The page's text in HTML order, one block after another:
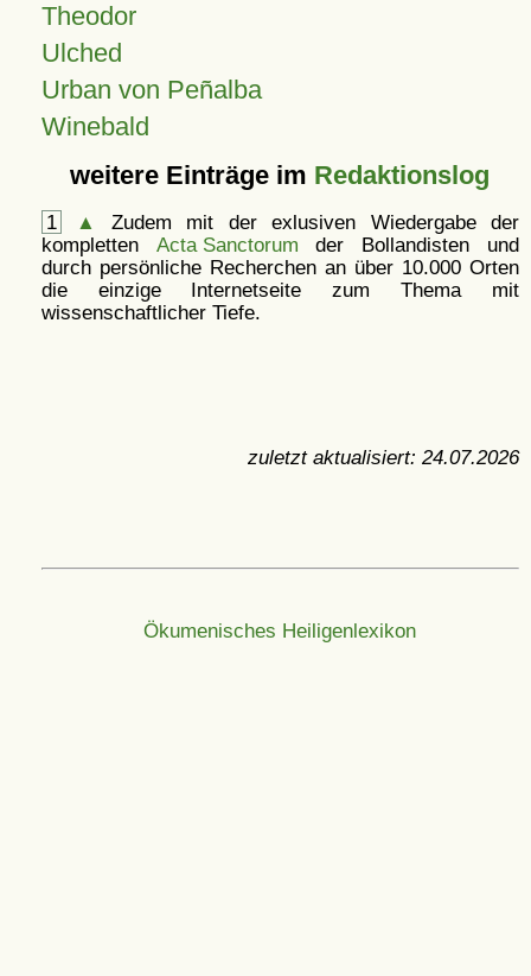
Theodor
Ulched
Urban von Peñalba
Winebald
weitere Einträge im Redaktionslog
1 ▲
Zudem mit der exlusiven Wiedergabe der
kompletten Acta Sanctorum der Bollandisten und
durch persönliche Recherchen an über 10.000 Orten
die einzige Internetseite zum Thema mit
wissenschaftlicher Tiefe.
zuletzt aktualisiert: 24.07.2026
Ökumenisches Heiligenlexikon